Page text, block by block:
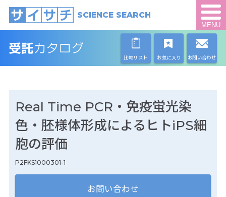
SCIENCE SEARCH
MENU
比較リスト お気に入り お問い合わせ
Real Time PCR・免疫蛍光染
色・胚様体形成によるヒトiPS細
胞の評価
P2FKS1000301-1
お問い合わせ